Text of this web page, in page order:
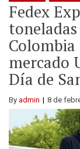
Fedex
mercado
Día de
By admin 8 de